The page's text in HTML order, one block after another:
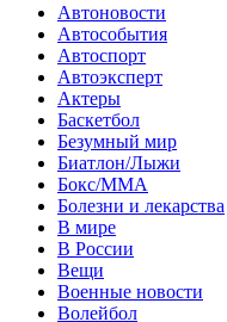
Автоновости
Автособытия
Автоспорт
Автоэксперт
Актеры
Баскетбол
Безумный мир
Биатлон/Лыжи
Бокс/MMA
Болезни и лекарства
В мире
В России
Вещи
Военные новости
Волейбол